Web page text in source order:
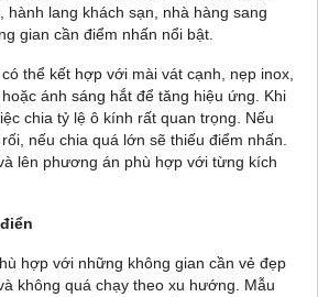
hành lang khách sạn, nhà hàng sang
gian cần điểm nhấn nổi bật.
thể kết hợp với mài vát cạnh, nẹp inox,
ánh sáng hắt để tăng hiệu ứng. Khi
chia tỷ lệ ô kính rất quan trọng. Nếu
nếu chia quá lớn sẽ thiếu điểm nhấn.
lên phương án phù hợp với từng kích
hợp với những không gian cần vẻ đẹp
không quá chạy theo xu hướng. Mẫu